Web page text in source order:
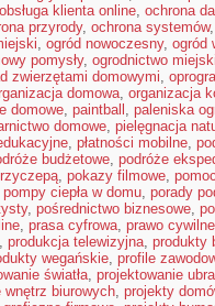
obsługa klienta online, ochrona
przyrody, ochrona systemów
, ogród nowoczesny, ogród
pomysły, ogrodnictwo
zwierzętami domowymi,
domowa, organizacja
domowe, paintball , paleniska
domowe, pielęgnacja
, płatności mobilne,
budżetowe, podróże
, pokazy filmowe,
pompy ciepła w domu, porady
, pośrednictwo biznesowe,
, prasa cyfrowa, prawo
, produkcja telewizyjna, produkty
wegańskie, profile
światła, projektowanie
wnętrz biurowych, projekty